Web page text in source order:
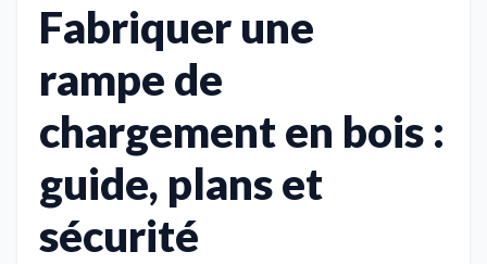
Fabriquer une
rampe de
chargement en bois :
guide, plans et
sécurité